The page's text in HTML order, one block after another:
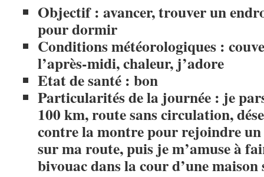
Objectif : avancer, trouver un
pour dormir
Conditions météorologiques :
l’après-midi, chaleur, j’adore
Etat de santé : bon
Particularités de la journée : je
100 km, route sans circulation,
contre la montre pour rejoindre un
sur ma route, puis je m’amuse à
bivouac dans la cour d’une